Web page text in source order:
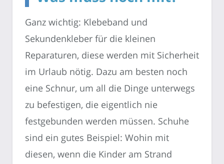
Ganz wichtig: Klebeband und
Sekundenkleber für die kleinen
Reparaturen, diese werden mit Sicherheit
im Urlaub nötig. Dazu am besten noch
eine Schnur, um all die Dinge unterwegs
zu befestigen, die eigentlich nie
festgebunden werden müssen. Schuhe
sind ein gutes Beispiel: Wohin mit
diesen, wenn die Kinder am Strand